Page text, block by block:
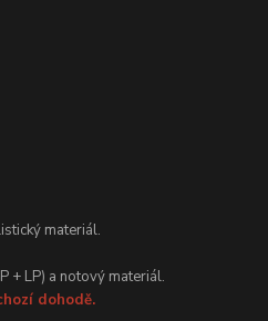
materiál.
+ LP) a notový materiál.
dohodě.